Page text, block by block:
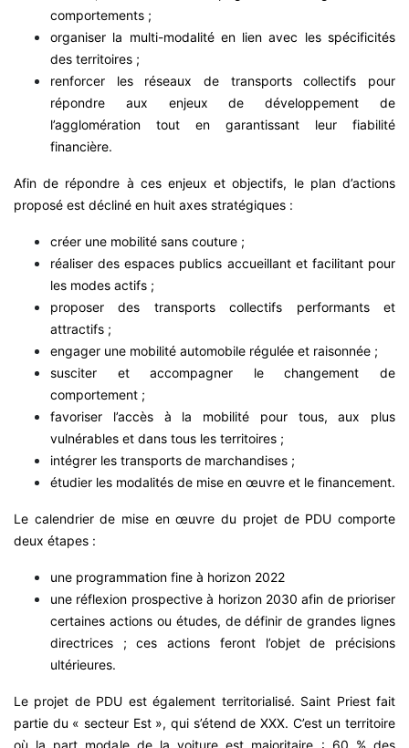
comportements ;
organiser la multi-modalité en lien avec les spécificités
des territoires ;
renforcer les réseaux de transports collectifs pour
répondre aux enjeux de développement de
l’agglomération tout en garantissant leur fiabilité
financière.
Afin de répondre à ces enjeux et objectifs, le plan d’actions
proposé est décliné en huit axes stratégiques :
créer une mobilité sans couture ;
réaliser des espaces publics accueillant et facilitant pour
les modes actifs ;
proposer des transports collectifs performants et
attractifs ;
engager une mobilité automobile régulée et raisonnée ;
susciter et accompagner le changement de
comportement ;
favoriser l’accès à la mobilité pour tous, aux plus
vulnérables et dans tous les territoires ;
intégrer les transports de marchandises ;
étudier les modalités de mise en œuvre et le financement.
Le calendrier de mise en œuvre du projet de PDU comporte
deux étapes :
une programmation fine à horizon 2022
une réflexion prospective à horizon 2030 afin de prioriser
certaines actions ou études, de définir de grandes lignes
directrices ; ces actions feront l’objet de précisions
ultérieures.
Le projet de PDU est également territorialisé. Saint Priest fait
partie du « secteur Est », qui s’étend de XXX. C’est un territoire
où la part modale de la voiture est majoritaire : 60 % des